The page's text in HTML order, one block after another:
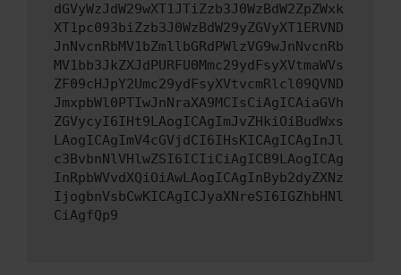
dGVyWzJdW29wXT1JTiZzb3J0WzBdW2ZpZWxk
XT1pc093biZzb3J0WzBdW29yZGVyXT1ERVND
JnNvcnRbMV1bZmllbGRdPWlzVG9wJnNvcnRb
MV1bb3JkZXJdPURFU0Mmc29ydFsyXVtmaWVs
ZF09cHJpY2Umc29ydFsyXVtvcmRlcl09QVND
JmxpbWl0PTIwJnNraXA9MCIsCiAgICAiaGVh
ZGVycyI6IHt9LAogICAgImJvZHkiOiBudWxs
LAogICAgImV4cGVjdCI6IHsKICAgICAgInJl
c3BvbnNlVHlwZSI6ICIiCiAgICB9LAogICAg
InRpbWVvdXQiOiAwLAogICAgInByb2dyZXNz
IjogbnVsbCwKICAgICJyaXNreSI6IGZhbHNl
CiAgfQp9